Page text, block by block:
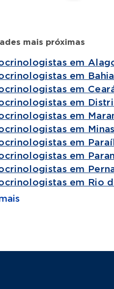
mais próximas
em
em Bahia
em
em
em
em
em
em
em
em Rio